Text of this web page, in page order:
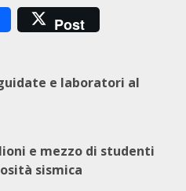
Post
e laboratori al
e mezzo di studenti
sismica